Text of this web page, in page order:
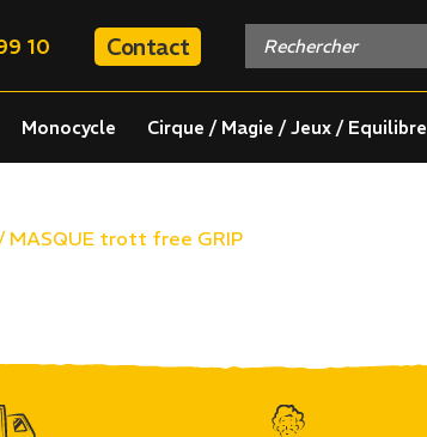
10 Contact
Monocycle Cirque / Magie / Jeux / Equilibre
MASQUE trott free GRIP